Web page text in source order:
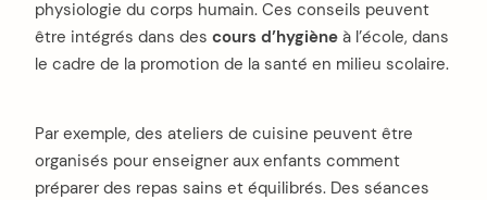
physiologie du corps humain. Ces conseils peuvent
être intégrés dans des cours d’hygiène à l’école, dans
le cadre de la promotion de la santé en milieu scolaire.
Par exemple, des ateliers de cuisine peuvent être
organisés pour enseigner aux enfants comment
préparer des repas sains et équilibrés. Des séances